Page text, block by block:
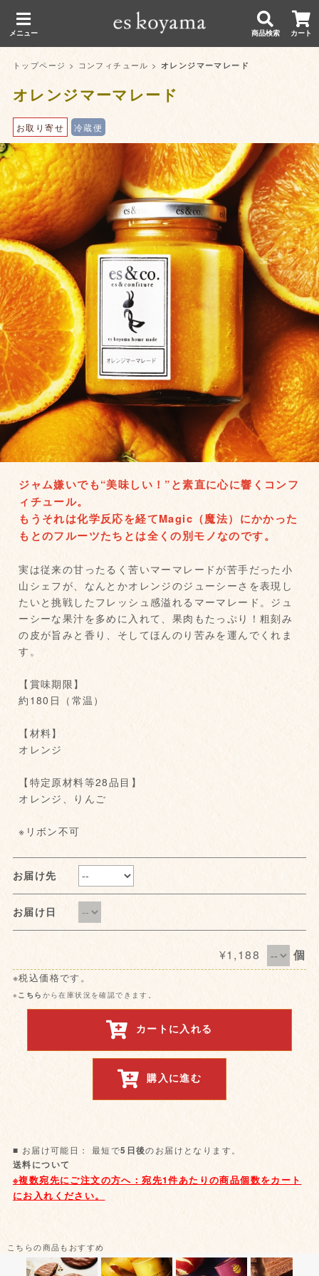
メニュー 商品検索 カート
トップページ > コンフィチュール > オレンジマーマレード
オレンジマーマレード
お取り寄せ 冷蔵便
ジャム嫌いでも“美味しい！”と素直に心に響くコンフ
ィチュール。
もうそれは化学反応を経てMagic（魔法）にかかった
もとのフルーツたちとは全くの別モノなのです。
実は従来の甘ったるく苦いマーマレードが苦手だった小
山シェフが、なんとかオレンジのジューシーさを表現し
たいと挑戦したフレッシュ感溢れるマーマレード。ジュ
ーシーな果汁を多めに入れて、果肉もたっぷり！粗刻み
の皮が旨みと香り、そしてほんのり苦みを運んでくれま
す。
【賞味期限】
約180日（常温）
【材料】
オレンジ
【特定原材料等28品目】
オレンジ、りんご
※リボン不可
お届け先
お届け日
¥1,188 個
※税込価格です。
※こちら から在庫状況を確認できます。
カートに入れる
購入に進む
■ お届け可能日： 最短で5日後のお届けとなります。
送料について
こちらの商品もおすすめ